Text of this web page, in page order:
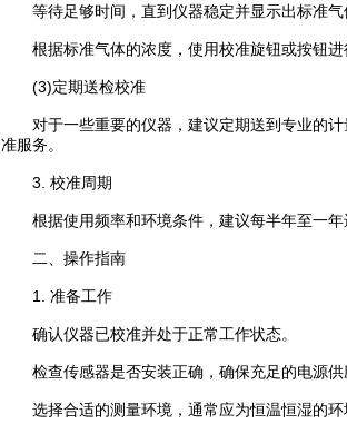
等待足够时间，直到仪器稳定并显示出标准气
根据标准气体的浓度，使用校准旋钮或按钮进
(3)定期送检校准
对于一些重要的仪器，建议定期送到专业的计
准服务。
3. 校准周期
根据使用频率和环境条件，建议每半年至一年
二、操作指南
1. 准备工作
确认仪器已校准并处于正常工作状态。
检查传感器是否安装正确，确保充足的电源供
选择合适的测量环境，通常应为恒温恒湿的环